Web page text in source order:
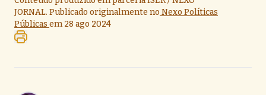
JORNAL. Publicado originalmente no Nexo Políticas
Públicas em 28 ago 2024